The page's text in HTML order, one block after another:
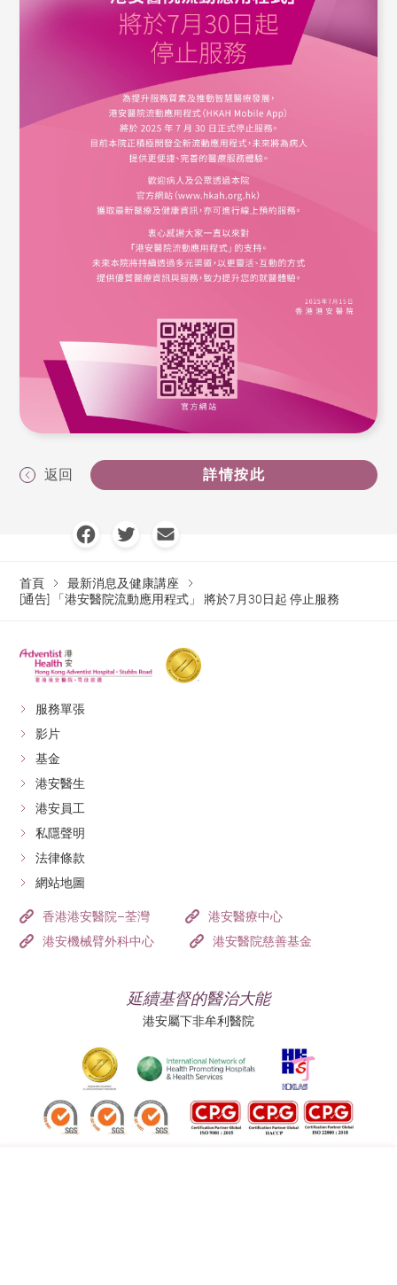
返回 詳情按此
首頁
最新消息及健康講座
[通告] 「港安醫院流動應用程式」 將於7月30日起 停止服務
服務單張
影片
基金
港安醫生
港安員工
私隱聲明
法律條款
網站地圖
香港港安醫院–荃灣
港安醫療中心
港安機械臂外科中心
港安醫院慈善基金
延續基督的醫治大能
港安屬下非牟利醫院